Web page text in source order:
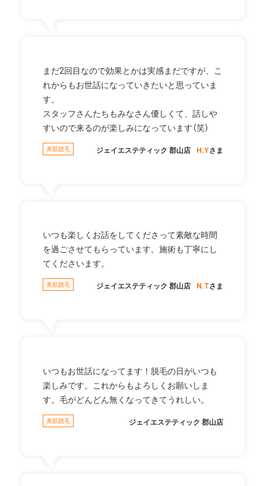
まだ2回目なので効果とかは実感まだですが、こ
れからもお世話になっていきたいと思っていま
す。
スタッフさんたちもみなさん優しくて、話しや
すいので来るのが楽しみになっています（笑）
美肌脱毛 ジェイエステティック 郡山店 H.Yさま
いつも楽しくお話をしてくださって素敵な時間
を過ごさせてもらっています。施術も丁寧にし
てくださいます。
美肌脱毛 ジェイエステティック 郡山店 N.Tさま
いつもお世話になってます！脱毛の日がいつも
楽しみです。これからもよろしくお願いしま
す。毛がどんどん無くなってきてうれしい。
美肌脱毛 ジェイエステティック 郡山店